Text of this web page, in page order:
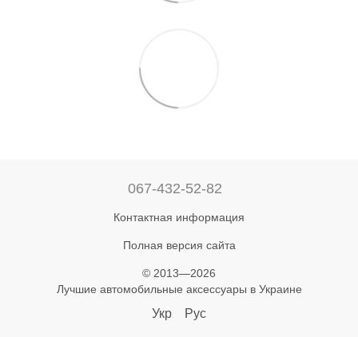
067-432-52-82
Контактная информация
Полная версия сайта
© 2013—2026
Лучшие автомобильные аксессуары в Украине
Укр Рус